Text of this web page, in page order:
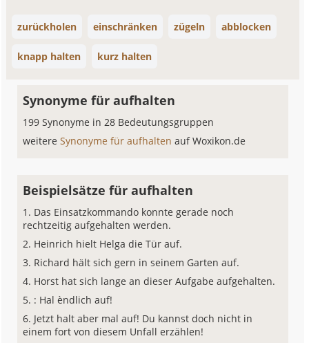
zurückholen einschränken zügeln abblocken
knapp halten kurz halten
Synonyme für aufhalten
199 Synonyme in 28 Bedeutungsgruppen
weitereSynonyme für aufhaltenauf Woxikon.de
Beispielsätze für aufhalten
Das Einsatzkommando konnte gerade noch
rechtzeitig aufgehalten werden.
Heinrich hielt Helga die Tür auf.
Richard hält sich gern in seinem Garten auf.
Horst hat sich lange an dieser Aufgabe aufgehalten.
: Hal èndlich auf!
Jetzt halt aber mal auf! Du kannst doch nicht in
einem fort von diesem Unfall erzählen!